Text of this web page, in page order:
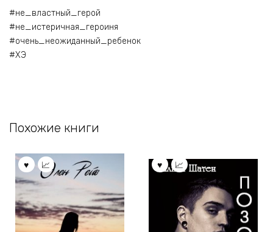
#не_властный_герой
#не_истеричная_героиня
#очень_неожиданный_ребенок
#ХЭ
Похожие книги